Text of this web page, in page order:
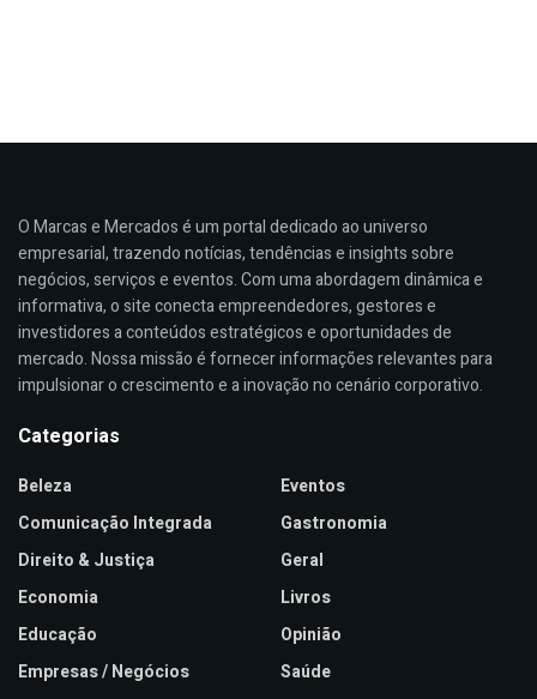
O Marcas e Mercados é um portal dedicado ao universo
empresarial, trazendo notícias, tendências e insights sobre
negócios, serviços e eventos. Com uma abordagem dinâmica e
informativa, o site conecta empreendedores, gestores e
investidores a conteúdos estratégicos e oportunidades de
mercado. Nossa missão é fornecer informações relevantes para
impulsionar o crescimento e a inovação no cenário corporativo.
Categorias
Beleza
Comunicação Integrada
Direito & Justiça
Economia
Educação
Empresas / Negócios
Eventos
Gastronomia
Geral
Livros
Opinião
Saúde